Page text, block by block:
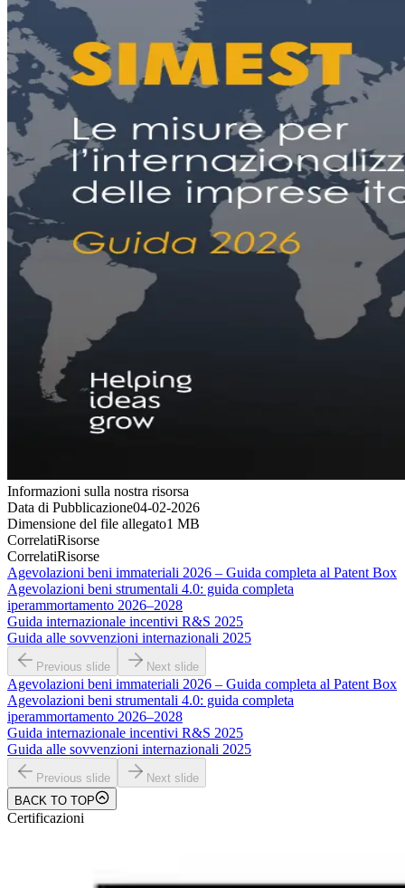
Informazioni sulla nostra risorsa
Data di Pubblicazione04-02-2026
Dimensione del file allegato1 MB
CorrelatiRisorse
CorrelatiRisorse
Agevolazioni beni immateriali 2026 – Guida completa al Patent Box
Agevolazioni beni strumentali 4.0: guida completa
iperammortamento 2026–2028
Guida internazionale incentivi R&S 2025
Guida alle sovvenzioni internazionali 2025
Previous slide Next slide
Agevolazioni beni immateriali 2026 – Guida completa al Patent Box
Agevolazioni beni strumentali 4.0: guida completa
iperammortamento 2026–2028
Guida internazionale incentivi R&S 2025
Guida alle sovvenzioni internazionali 2025
Previous slide
Next slide
BACK TO TOP
Certificazioni